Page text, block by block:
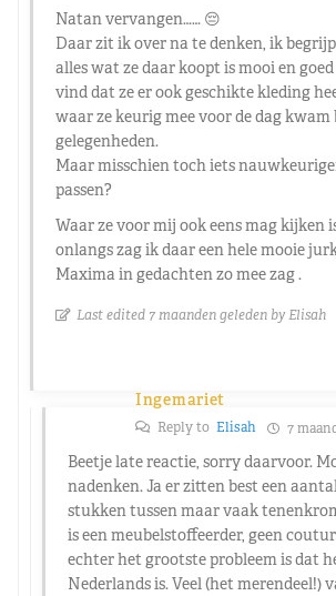
Natan vervangen…… 😔
Daar zit ik over na te denken, ik
alles wat ze daar koopt is mooi en
vind dat ze er ook geschikte kleding
waar ze keurig mee voor de dag kwam
gelegenheden.
Maar misschien toch iets
passen?
Waar ze voor mij ook eens mag kijken
onlangs zag ik daar een hele mooie
Maxima in gedachten zo mee zag .
Last edited 7 maanden geleden by Elisah
Ingemariet
Reply to Elisah 7
Beetje late reactie, sorry daarvoor.
nadenken. Ja er zitten best een
stukken tussen maar vaak
is een meubelstoffeerder, geen
echter het grootste probleem is dat
Nederlands is. Veel (het merendeel!)